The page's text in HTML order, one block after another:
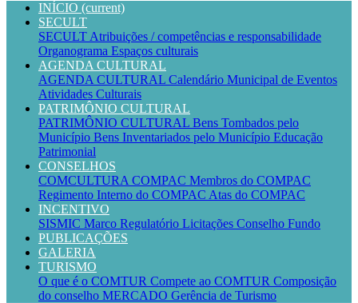
INÍCIO (current)
SECULT
SECULT Atribuições / competências e responsabilidade
Organograma Espaços culturais
AGENDA CULTURAL
AGENDA CULTURAL Calendário Municipal de Eventos
Atividades Culturais
PATRIMÔNIO CULTURAL
PATRIMÔNIO CULTURAL Bens Tombados pelo
Município Bens Inventariados pelo Município Educação
Patrimonial
CONSELHOS
COMCULTURA COMPAC Membros do COMPAC
Regimento Interno do COMPAC Atas do COMPAC
INCENTIVO
SISMIC Marco Regulatório Licitações Conselho Fundo
PUBLICAÇÕES
GALERIA
TURISMO
O que é o COMTUR Compete ao COMTUR Composição
do conselho MERCADO Gerência de Turismo